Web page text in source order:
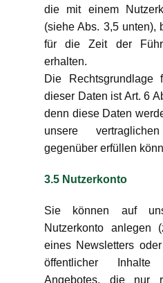
die mit einem
(siehe Abs. 3,5 unten),
für die Zeit der
erhalten.
Die Rechtsgrundlage
dieser Daten ist Art. 6
denn diese Daten
unsere
gegenüber erfüllen
3.5 Nutzerkonto
Sie können auf
Nutzerkonto anlegen
eines Newsletters
öffentlicher
Angebotes, die nur